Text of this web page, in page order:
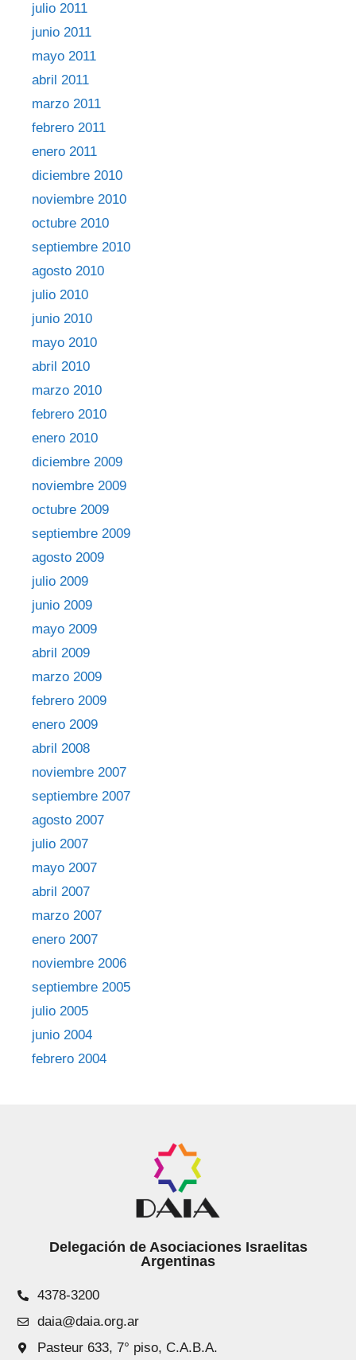
julio 2011
junio 2011
mayo 2011
abril 2011
marzo 2011
febrero 2011
enero 2011
diciembre 2010
noviembre 2010
octubre 2010
septiembre 2010
agosto 2010
julio 2010
junio 2010
mayo 2010
abril 2010
marzo 2010
febrero 2010
enero 2010
diciembre 2009
noviembre 2009
octubre 2009
septiembre 2009
agosto 2009
julio 2009
junio 2009
mayo 2009
abril 2009
marzo 2009
febrero 2009
enero 2009
abril 2008
noviembre 2007
septiembre 2007
agosto 2007
julio 2007
mayo 2007
abril 2007
marzo 2007
enero 2007
noviembre 2006
septiembre 2005
julio 2005
junio 2004
febrero 2004
Delegación de Asociaciones Israelitas
Argentinas
4378-3200
daia@daia.org.ar
Pasteur 633, 7° piso, C.A.B.A.